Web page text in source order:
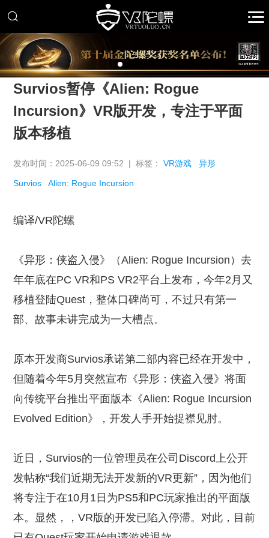
推广
Survios暂停《Alien: Rogue
Incursion》VR版开发，专注于平面
版本移植
发布时间：2025-06-09 09:52 | 标签：VR游戏 异形
Survios Alien: Rogue Incursion
编译/VR陀螺
《异形：侠盗入侵》（Alien: Rogue Incursion）去
年年底在PC VR和PS VR2平台上发布，今年2月又
移植登陆Quest，整体口碑尚可，不过只有第一
部、故事未讲完成为一大槽点。
原本开发商Survios承诺第二部内容已经在开发中，
但随着今年5月突然宣布《异形：侠盗入侵》将面
向传统平台推出平面版本《Alien: Rogue Incursion
Evolved Edition》，开发人手开始捉襟见肘。
近日，Survios的一位管理员在公司Discord上公开
发帖称“我们近期无法开发新的VR更新”，因为他们
将专注于在10月1日为PS5和PC玩家推出的平面版
本。显然，，VR版的开发已陷入停滞。对此，目前